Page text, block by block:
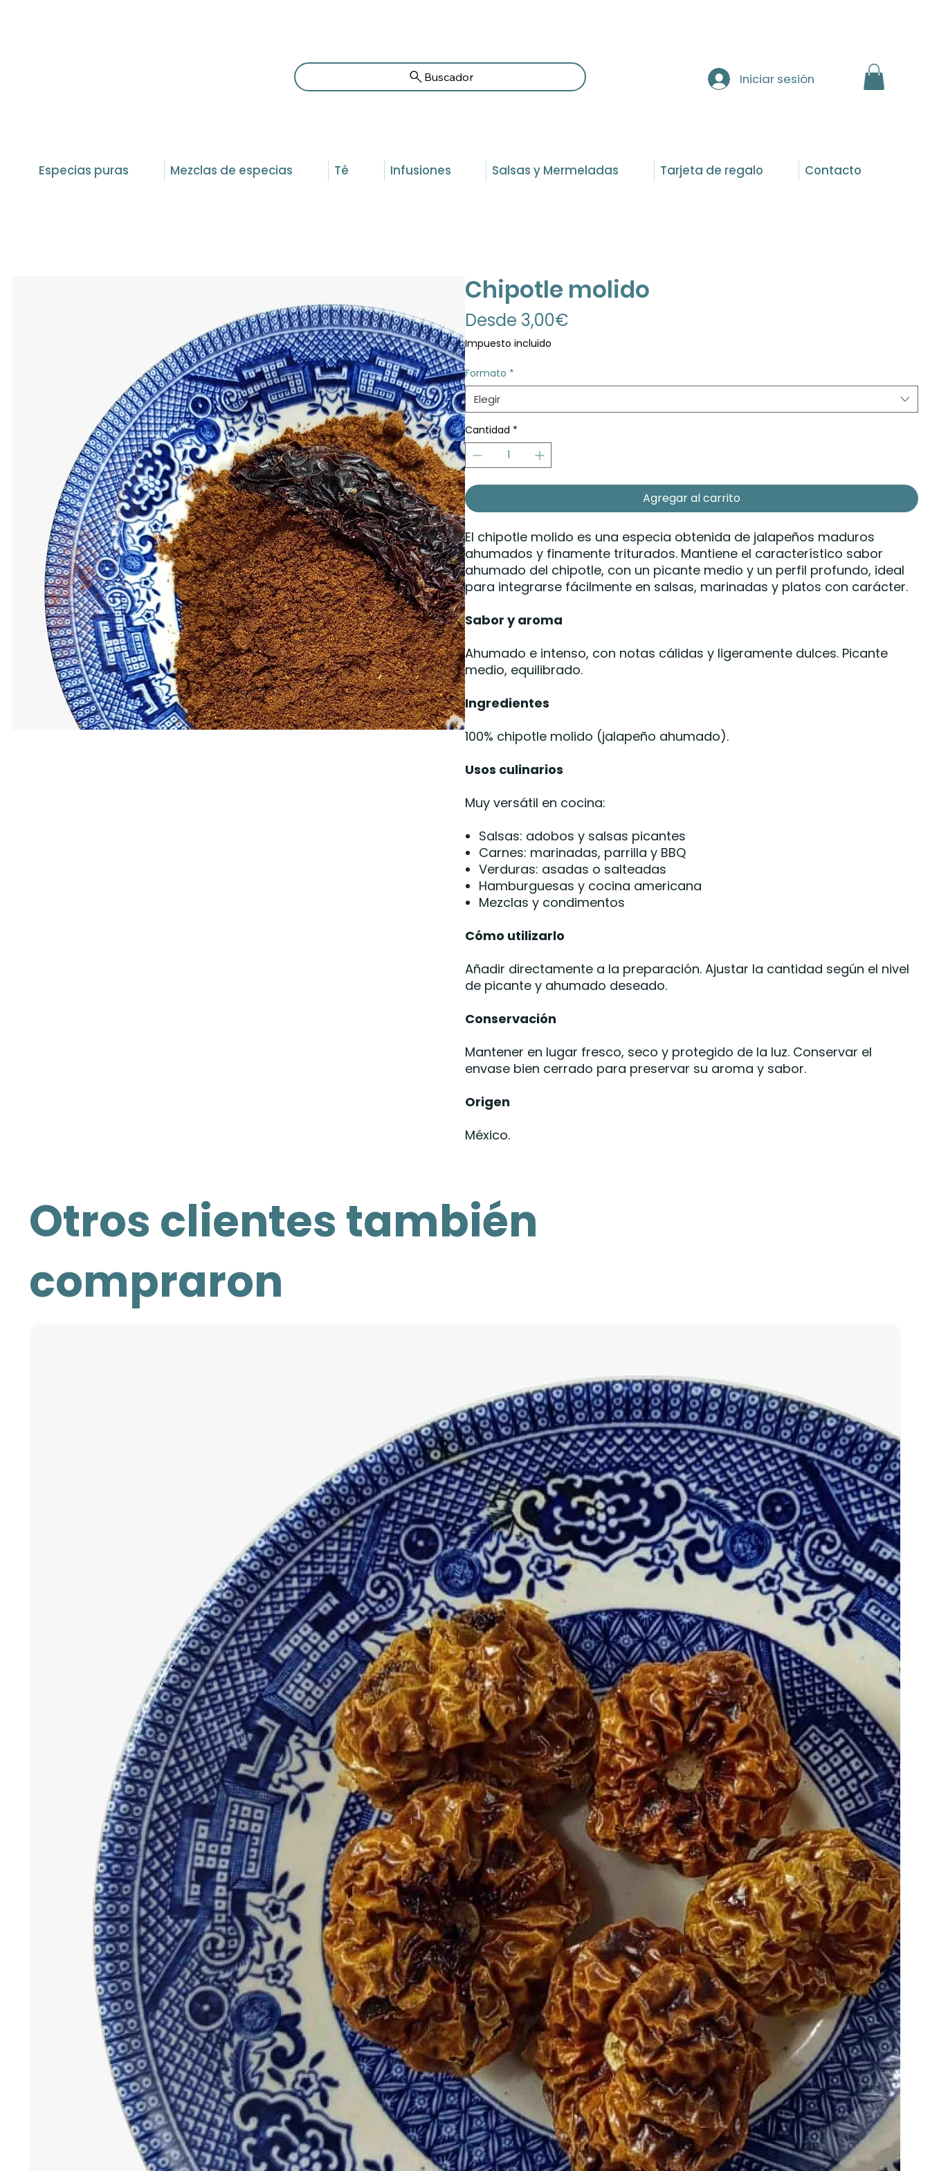
Especias puras Mezclas de especias Té Infusiones Salsas y Mermeladas Tarjeta de regalo Contacto
Buscador Iniciar sesión
Chipotle molido
Desde 3,00€
Impuesto incluido
Formato *
Elegir
Cantidad *
Agregar al carrito
El chipotle molido es una especia obtenida de jalapeños maduros
ahumados y finamente triturados. Mantiene el característico sabor
ahumado del chipotle, con un picante medio y un perfil profundo, ideal
para integrarse fácilmente en salsas, marinadas y platos con carácter.
Sabor y aroma
Ahumado e intenso, con notas cálidas y ligeramente dulces. Picante
medio, equilibrado.
Ingredientes
100% chipotle molido (jalapeño ahumado).
Usos culinarios
Muy versátil en cocina:
Salsas: adobos y salsas picantes
Carnes: marinadas, parrilla y BBQ
Verduras: asadas o salteadas
Hamburguesas y cocina americana
Mezclas y condimentos
Cómo utilizarlo
Añadir directamente a la preparación. Ajustar la cantidad según el nivel
de picante y ahumado deseado.
Conservación
Mantener en lugar fresco, seco y protegido de la luz. Conservar el
envase bien cerrado para preservar su aroma y sabor.
Origen
México.
Otros clientes también
compraron